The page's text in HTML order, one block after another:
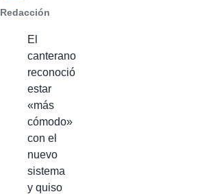
Redacción
El
canterano
reconoció
estar
«más
cómodo»
con el
nuevo
sistema
y quiso